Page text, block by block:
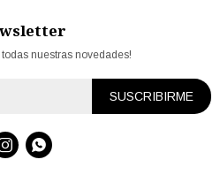
todas nuestras novedades!
SUSCRIBIRME
